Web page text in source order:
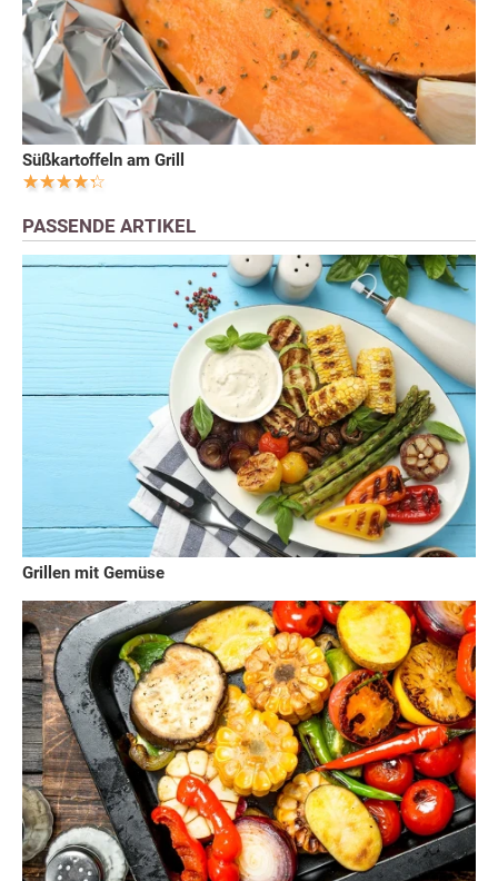
Süßkartoffeln am Grill
PASSENDE ARTIKEL
Grillen mit Gemüse